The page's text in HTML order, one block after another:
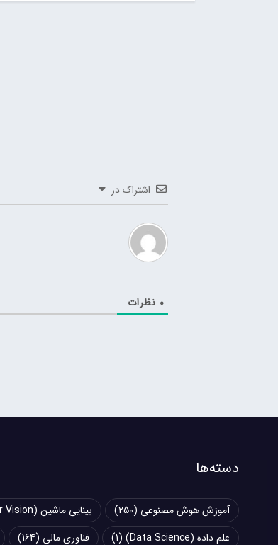
اشتراک در
0 نظرات
دسته‌ها
آموزش هوش مصنوعی (250) بینایی ماشین (Computer Vision)
علم داده (Data Science)
(1) فناوری مالی (164)